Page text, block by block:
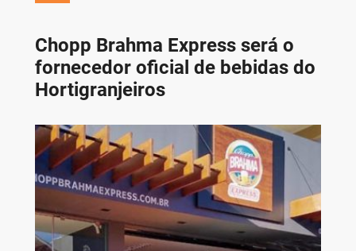
Chopp Brahma Express será o
fornecedor oficial de bebidas do
Hortigranjeiros